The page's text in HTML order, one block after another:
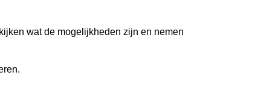
wat de mogelijkheden zijn en nemen